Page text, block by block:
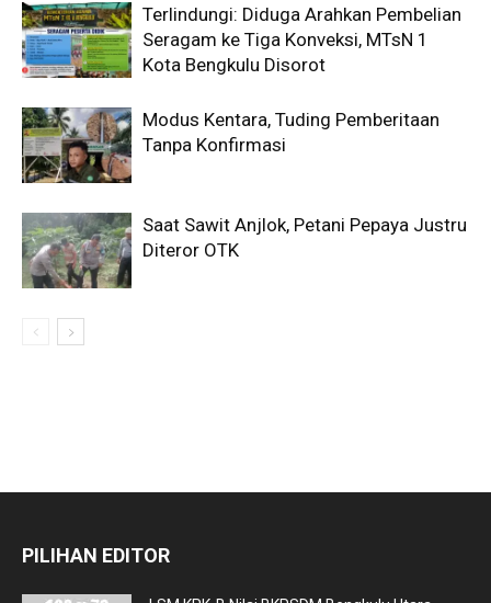
Terlindungi: Diduga Arahkan Pembelian
Seragam ke Tiga Konveksi, MTsN 1
Kota Bengkulu Disorot
Modus Kentara, Tuding Pemberitaan
Tanpa Konfirmasi
Saat Sawit Anjlok, Petani Pepaya Justru
Diteror OTK
PILIHAN EDITOR